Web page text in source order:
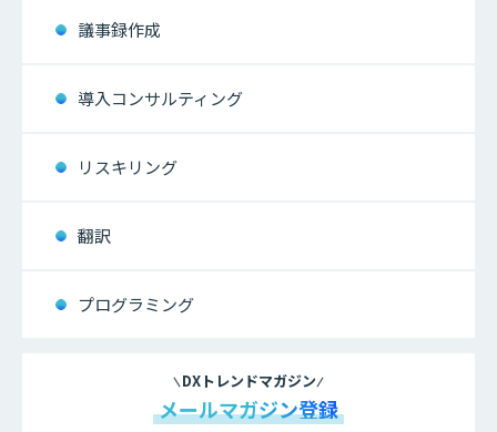
議事録作成
導入コンサルティング
リスキリング
翻訳
プログラミング
DXトレンドマガジン
メールマガジン登録